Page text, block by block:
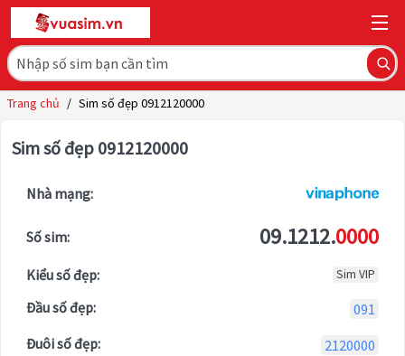
Trang chủ / Sim số đẹp 0912120000
Sim số đẹp 0912120000
Nhà mạng:
Số sim: 09.1212.0000
Kiểu số đẹp: Sim VIP
Đầu số đẹp:
091
Đuôi số đẹp:
2120000